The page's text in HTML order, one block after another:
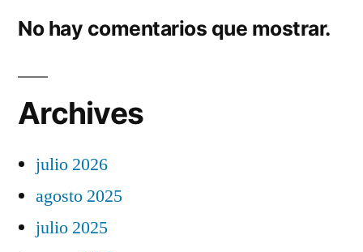
No hay comentarios que mostrar.
Archives
julio 2026
agosto 2025
julio 2025